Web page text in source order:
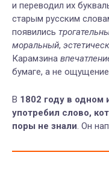
и переводил их
старым русским
появились
моральный,
Карамзина
бумаге, а не
В 1802 году в одном
употребил слово,
поры не знали. Он